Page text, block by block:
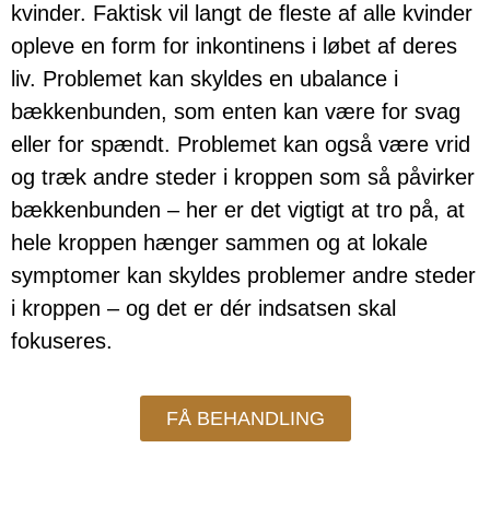
kvinder. Faktisk vil langt de fleste af alle kvinder
opleve en form for inkontinens i løbet af deres
liv. Problemet kan skyldes en ubalance i
bækkenbunden, som enten kan være for svag
eller for spændt. Problemet kan også være vrid
og træk andre steder i kroppen som så påvirker
bækkenbunden – her er det vigtigt at tro på, at
hele kroppen hænger sammen og at lokale
symptomer kan skyldes problemer andre steder
i kroppen – og det er dér indsatsen skal
fokuseres.
FÅ BEHANDLING